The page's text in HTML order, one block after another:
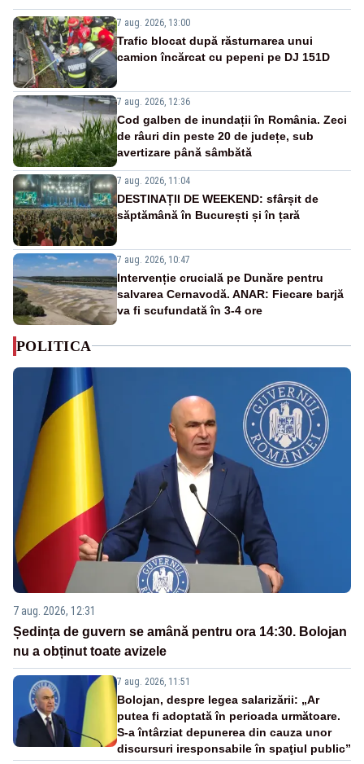
7 aug. 2026, 13:00
Trafic blocat după răsturnarea unui
camion încărcat cu pepeni pe DJ 151D
7 aug. 2026, 12:36
Cod galben de inundații în România. Zeci
de râuri din peste 20 de județe, sub
avertizare până sâmbătă
7 aug. 2026, 11:04
DESTINAȚII DE WEEKEND: sfârșit de
săptămână în București și în țară
7 aug. 2026, 10:47
Intervenție crucială pe Dunăre pentru
salvarea Cernavodă. ANAR: Fiecare barjă
va fi scufundată în 3-4 ore
POLITICA
7 aug. 2026, 12:31
Ședința de guvern se amână pentru ora 14:30. Bolojan
nu a obținut toate avizele
7 aug. 2026, 11:51
Bolojan, despre legea salarizării: „Ar
putea fi adoptată în perioada următoare.
S-a întârziat depunerea din cauza unor
discursuri iresponsabile în spaţiul public”